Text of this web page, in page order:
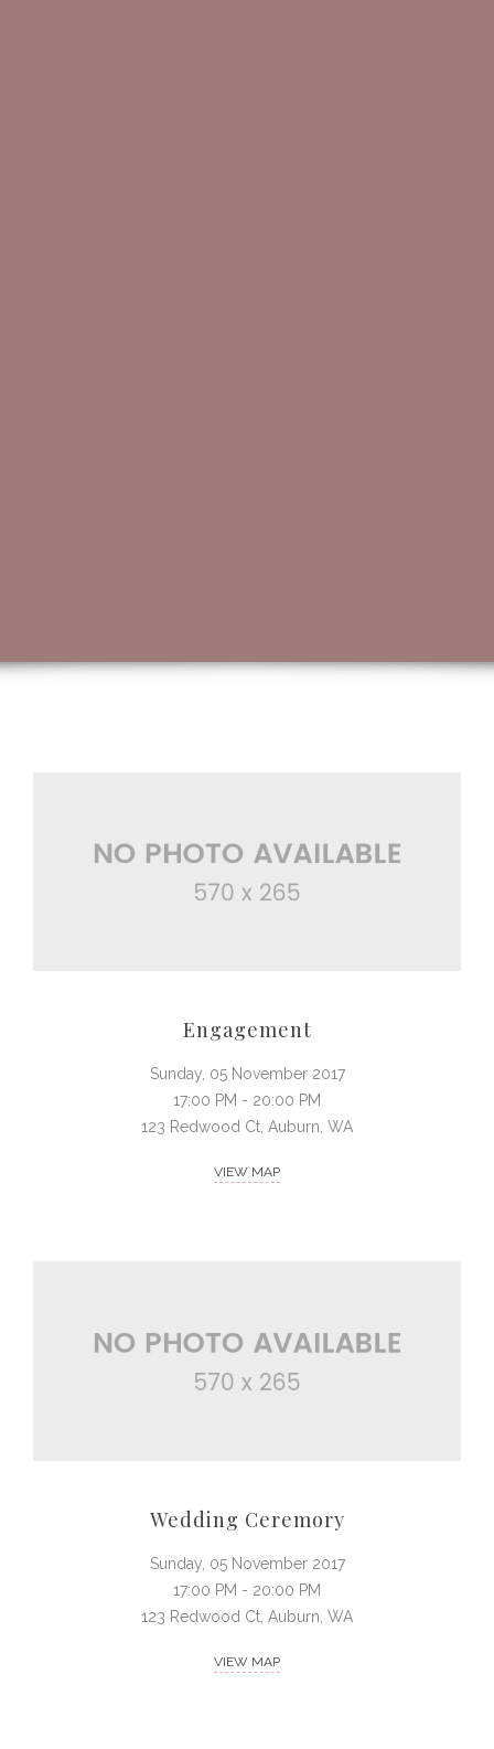
Engagement
Sunday, 05 November 2017
17:00 PM - 20:00 PM
123 Redwood Ct, Auburn, WA
VIEW MAP
Wedding Ceremory
Sunday, 05 November 2017
17:00 PM - 20:00 PM
123 Redwood Ct, Auburn, WA
VIEW MAP